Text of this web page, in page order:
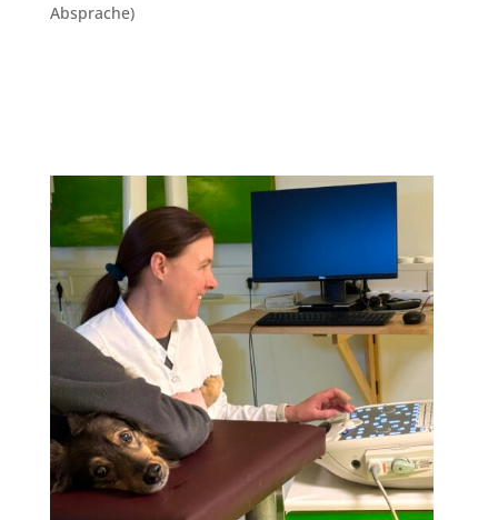
Absprache)